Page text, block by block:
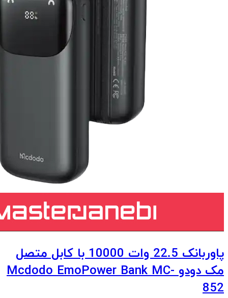
پاوربانک 22.5 وات 10000 با کابل متصل
مک دودو Mcdodo EmoPower Bank MC-
852